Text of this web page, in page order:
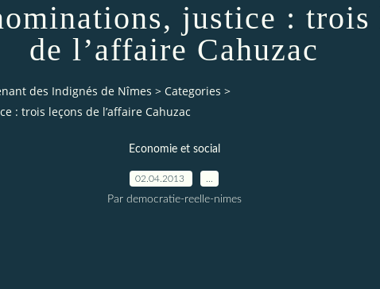
justice : trois
de l’affaire Cahuzac
des Indignés de Nîmes > Categories >
: trois leçons de l’affaire Cahuzac
Economie et social
02.04.2013
Par democratie-reelle-nimes